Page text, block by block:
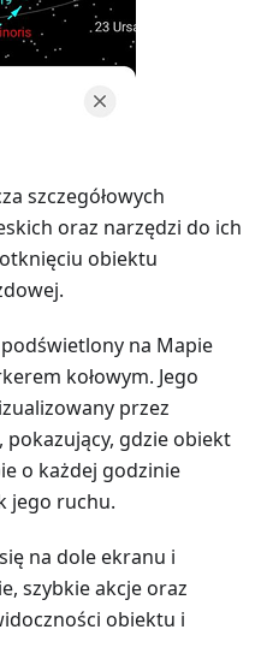
szczegółowych
oraz narzędzi do ich
obiektu
na Mapie
kołowym. Jego
przez
pokazujący, gdzie obiekt
o każdej godzinie
jego ruchu.
na dole ekranu i
szybkie akcje oraz
obiektu i